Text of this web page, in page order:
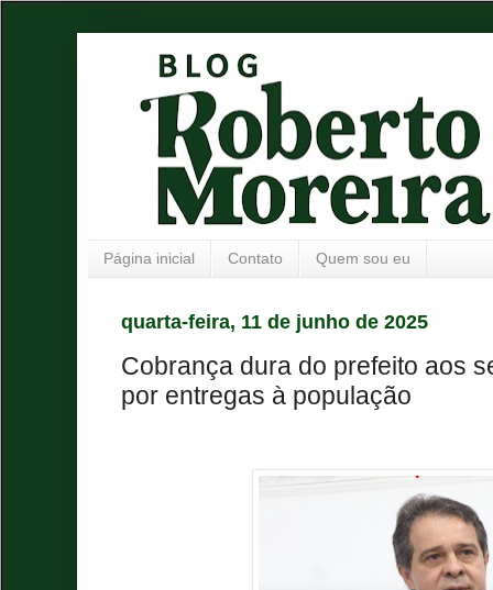
Página inicial Contato Quem sou eu
quarta-feira, 11 de junho de 2025
Cobrança dura do prefeito aos
por entregas à população